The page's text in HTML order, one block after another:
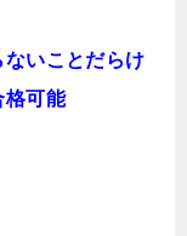
いことだらけ
格可能